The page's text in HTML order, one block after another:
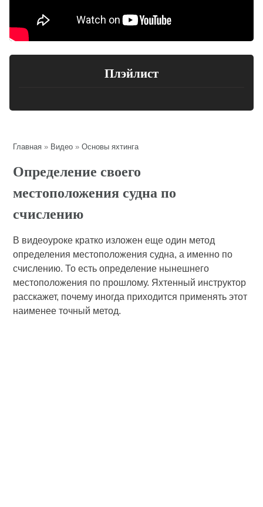
Плэйлист
Главная » Видео »Основы яхтинга
Определение своего
местоположения судна по
счислению
В видеоуроке кратко изложен еще один метод
определения местоположения судна, а именно по
счислению. То есть определение нынешнего
местоположения по прошлому. Яхтенный инструктор
расскажет, почему иногда приходится применять этот
наименее точный метод.